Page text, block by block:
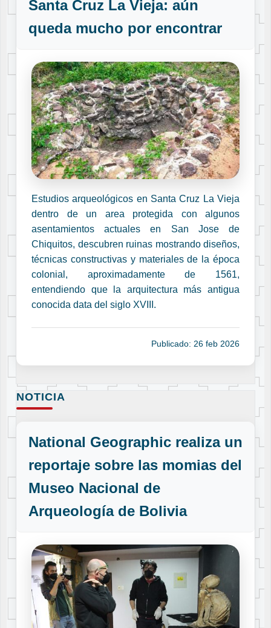
Santa Cruz La Vieja: aún
queda mucho por encontrar
Estudios arqueológicos en Santa Cruz La Vieja
dentro de un area protegida con algunos
asentamientos actuales en San Jose de
Chiquitos, descubren ruinas mostrando diseños,
técnicas constructivas y materiales de la época
colonial, aproximadamente de 1561,
entendiendo que la arquitectura más antigua
conocida data del siglo XVIII.
Publicado: 26 feb 2026
NOTICIA
National Geographic realiza un
reportaje sobre las momias del
Museo Nacional de
Arqueología de Bolivia